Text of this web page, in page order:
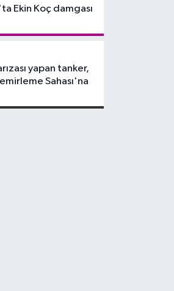
Ekin Koç damgası
yapan tanker,
Sahası'na